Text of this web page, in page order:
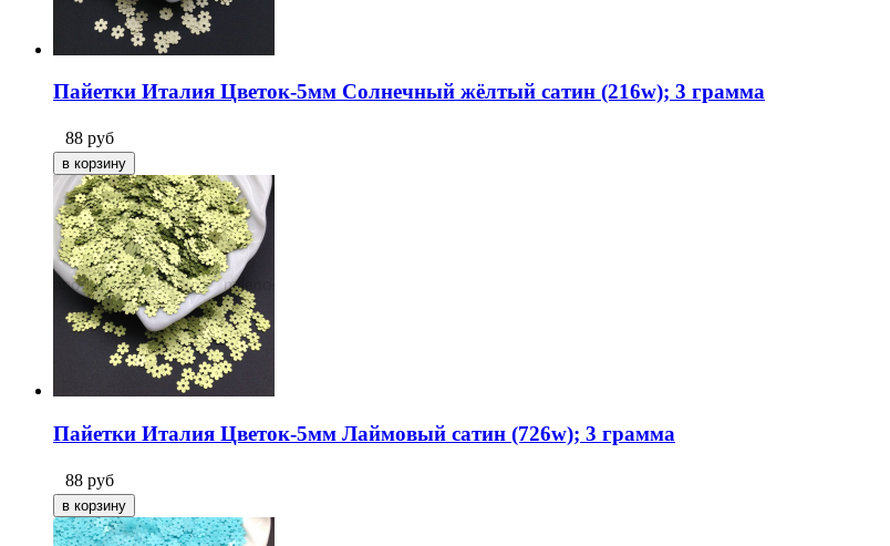
Пайетки Италия Цветок-5мм Солнечный жёлтый сатин (216w); 3 грамма
88 руб
Пайетки Италия Цветок-5мм Лаймовый сатин (726w); 3 грамма
88 руб